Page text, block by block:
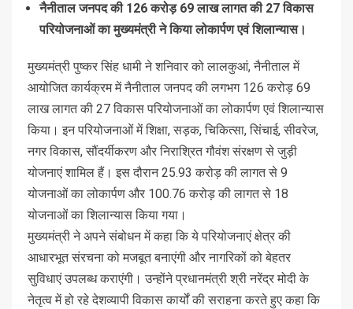
नैनीताल जनपद की 126 करोड़ 69 लाख लागत की 27 विकास
परियोजनाओं का मुख्यमंत्री ने किया लोकार्पण एवं शिलान्यास।
मुख्यमंत्री पुष्कर सिंह धामी ने शनिवार को लालकुआं, नैनीताल में
आयोजित कार्यक्रम में नैनीताल जनपद की लगभग 126 करोड़ 69
लाख लागत की 27 विकास परियोजनाओं का लोकार्पण एवं शिलान्यास
किया। इन परियोजनाओं में शिक्षा, सड़क, चिकित्सा, सिंचाई, सीवरेज,
नगर विकास, सौंदर्यीकरण और निराश्रित गौवंश संरक्षण से जुड़ी
योजनाएं शामिल हैं। इस दौरान 25.93 करोड़ की लागत से 9
योजनाओं का लोकार्पण और 100.76 करोड़ की लागत से 18
योजनाओं का शिलान्यास किया गया।
मुख्यमंत्री ने अपने संबोधन में कहा कि ये परियोजनाएं क्षेत्र की
आधारभूत संरचना को मजबूत बनाएंगी और नागरिकों को बेहतर
सुविधाएं उपलब्ध कराएंगी। उन्होंने प्रधानमंत्री श्री नरेंद्र मोदी के
नेतृत्व में हो रहे देशव्यापी विकास कार्यों की सराहना करते हुए कहा कि